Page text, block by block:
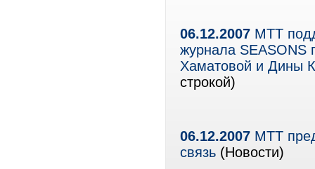
06.12.2007 МТТ
журнала SEASONS
Хаматовой и Дины
строкой)
06.12.2007 МТТ
связь (Новости)